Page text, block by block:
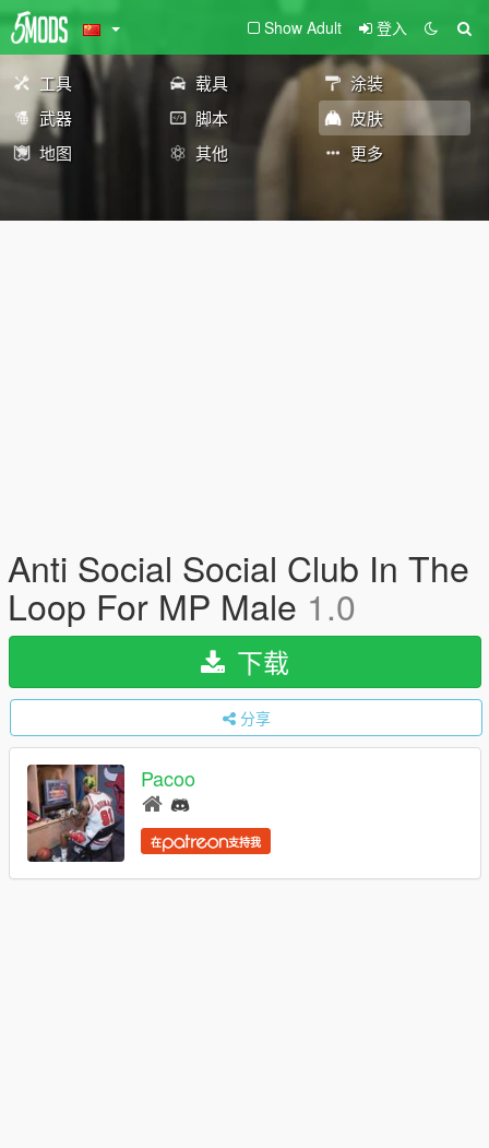
Show Adult 登入
工具 载具
涂装
武器
脚本
皮肤
地图
其他 更多
Anti Social Social Club In The
Loop For MP Male 1.0
下载
分享
Pacoo
在 支持我